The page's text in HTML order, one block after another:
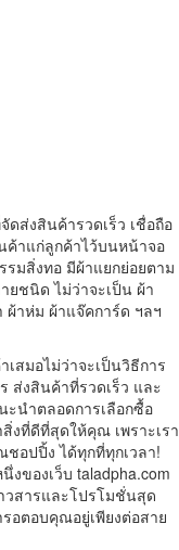
ส่งสินค้ารวดเร็ว เชื่อถือ
ค้าแก่ลูกค้าไว้บนหน้าจอ
รมสิ่งทอ มีผ้าแยกย่อยตาม
ยชนิด ไม่ว่าจะเป็น ผ้า
าห่ม ผ้าแจ๊คการ์ด ฯลฯ
สมอไม่ว่าจะเป็นวิธีการ
ส่งสินค้าที่รวดเร็ว และ
ะนำตลอดการเลือกซื้อ
งที่ดีที่สุดให้คุณ เพราะเรา
อปปิ้ง ได้ทุกที่ทุกเวลา!
งของเว็บ taladpha.com
วสารและโปรโมชั่นสุด
อตอบคุณอยู่เพียงต่อสาย